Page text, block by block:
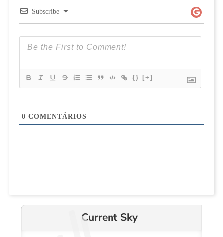
Subscribe
{} [+]
0 COMENTÁRIOS
Current Sky